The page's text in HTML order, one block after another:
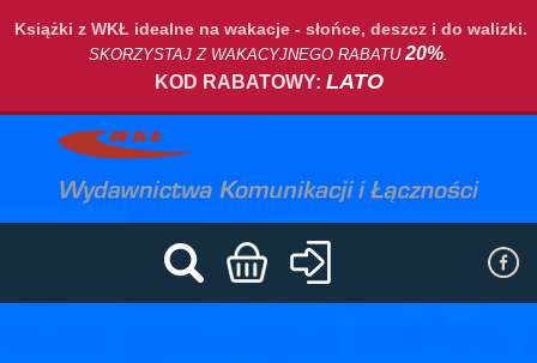
Książki z WKŁ idealne na wakacje - słońce, deszcz i do walizki.
SKORZYSTAJ Z WAKACYJNEGO RABATU20%.
KOD RABATOWY: LATO